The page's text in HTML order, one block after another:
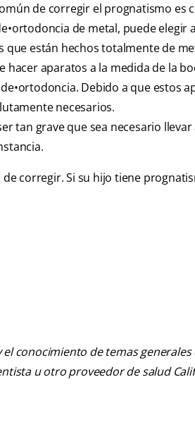
de corregir el prognatismo es
de metal, puede elegir
que están hechos totalmente de
hacer aparatos a la medida de la
Debido a que estos
necesarios.
tan grave que sea necesario
corregir. Si su hijo tiene
conocimiento de temas
u otro proveedor de salud